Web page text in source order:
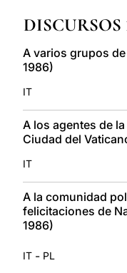
A varios grupos
1986)
IT
A los agentes de
Ciudad del
IT
A la comunidad
felicitaciones de
1986)
IT - PL